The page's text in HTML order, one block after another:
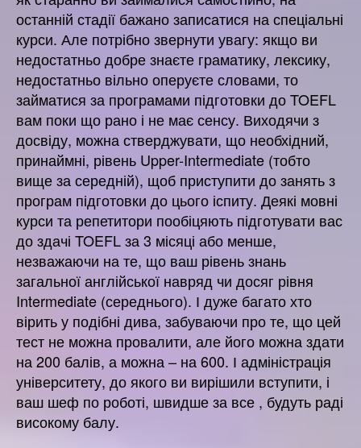
останній стадії бажано записатися на спеціальні
курси. Але потрібно звернути увагу: якщо ви
недостатньо добре знаєте граматику, лексику,
недостатньо вільно оперуєте словами, то
займатися за програмами підготовки до TOEFL
вам поки що рано і не має сенсу. Виходячи з
досвіду, можна стверджувати, що необхідний,
принаймні, рівень Upper-Intermediate (тобто
вище за середній), щоб приступити до занять з
програм підготовки до цього іспиту. Деякі мовні
курси та репетитори пообіцяють підготувати вас
до здачі TOEFL за 3 місяці або менше,
незважаючи на те, що ваш рівень знань
загальної англійської навряд чи досяг рівня
Intermediate (середнього). І дуже багато хто
вірить у подібні дива, забуваючи про те, що цей
тест не можна провалити, але його можна здати
на 200 балів, а можна – на 600. І адміністрація
університету, до якого ви вирішили вступити, і
ваш шеф по роботі, швидше за все , будуть раді
високому балу.